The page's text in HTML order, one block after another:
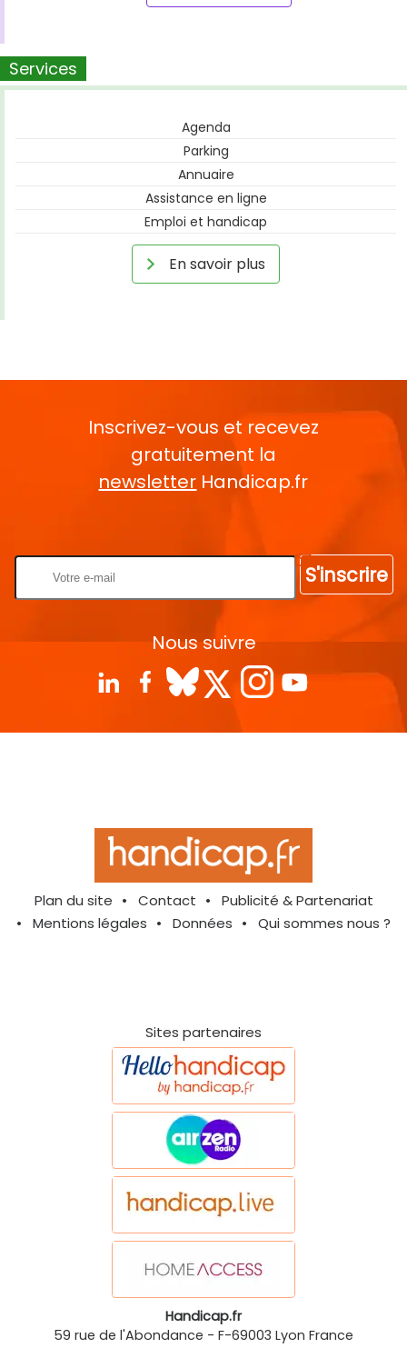
Services
Agenda
Parking
Annuaire
Assistance en ligne
Emploi et handicap
En savoir plus
Inscrivez-vous et recevez
gratuitement la
newsletter Handicap.fr
S'inscrire
Nous suivre
Plan du site Contact
Publicité & Partenariat
Mentions légales
Données Qui sommes nous ?
Sites partenaires
Handicap.fr
59 rue de l'Abondance - F-69003 Lyon France